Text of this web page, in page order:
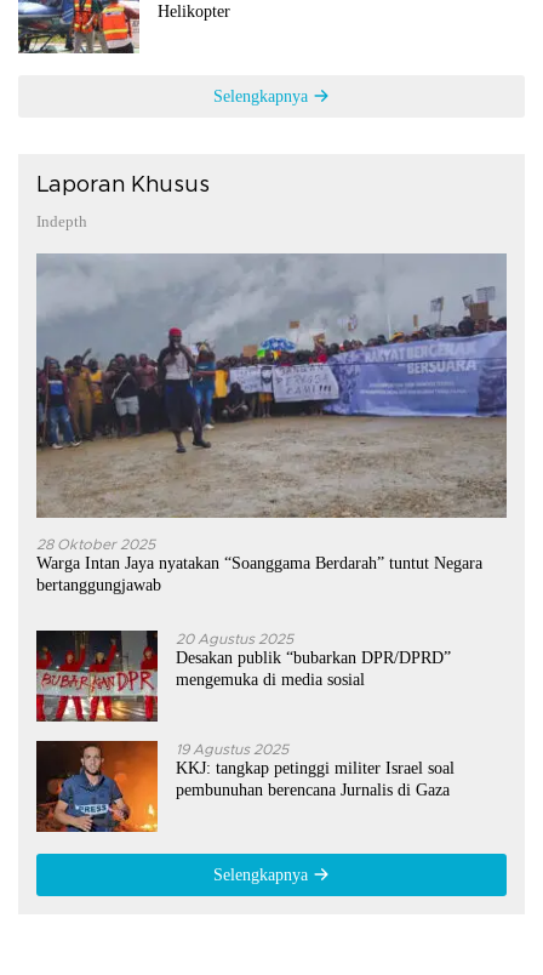
Helikopter
Selengkapnya
Laporan Khusus
Indepth
28 Oktober 2025
Warga Intan Jaya nyatakan “Soanggama Berdarah” tuntut Negara
bertanggungjawab
20 Agustus 2025
Desakan publik “bubarkan DPR/DPRD”
mengemuka di media sosial
19 Agustus 2025
KKJ: tangkap petinggi militer Israel soal
pembunuhan berencana Jurnalis di Gaza
Selengkapnya